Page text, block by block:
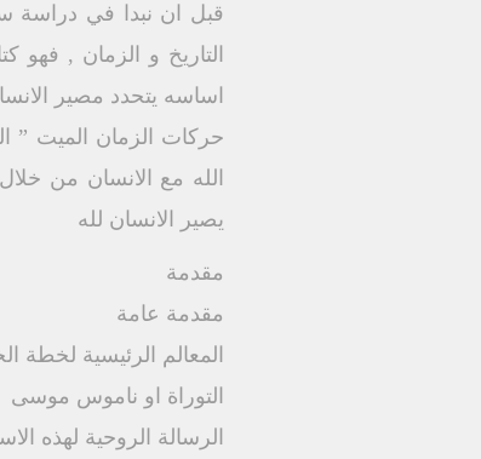
قبل ان نبدا في دراسة
التاريخ و الزمان ,
اساسه يتحدد مصير
حركات الزمان الميت ”
الله مع الانسان من
يصير الانسان لله
مقدمة
مقدمة عامة
المعالم الرئيسية لخطة
التوراة او ناموس موسى
الرسالة الروحية لهذه